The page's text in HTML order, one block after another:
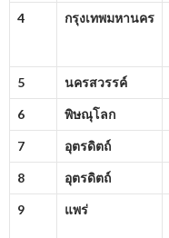
4 กรุงเทพมหานคร
5 นครสวรรค์
6 พิษณุโลก
7 อุตรดิตถ์
8 อุตรดิตถ์
9 แพร่